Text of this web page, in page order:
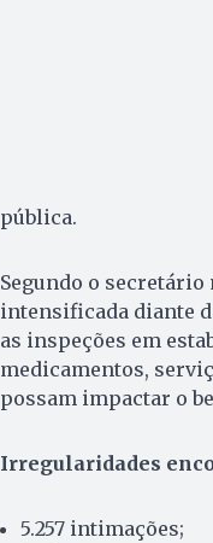
pública.
Segundo o
intensificada diante
as inspeções em
medicamentos,
possam impactar o
Irregularidades
5.257 intimações;